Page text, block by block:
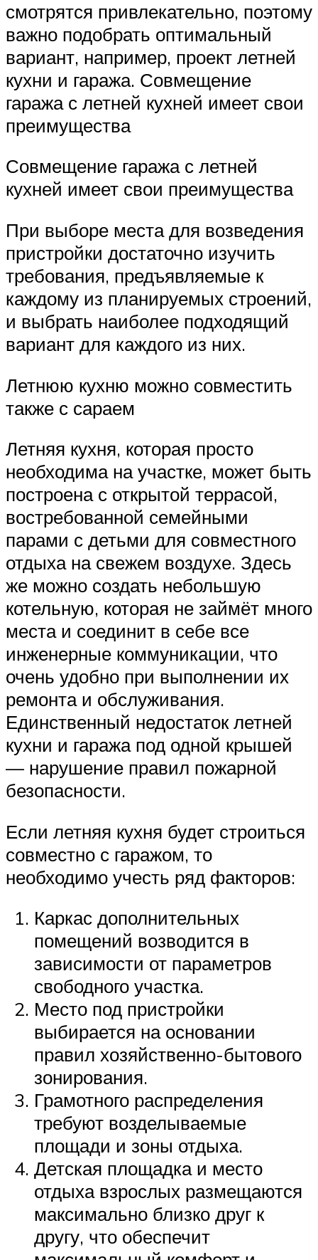
смотрятся привлекательно, поэтому
важно подобрать оптимальный
вариант, например, проект летней
кухни и гаража. Совмещение
гаража с летней кухней имеет свои
преимущества
Совмещение гаража с летней
кухней имеет свои преимущества
При выборе места для возведения
пристройки достаточно изучить
требования, предъявляемые к
каждому из планируемых строений,
и выбрать наиболее подходящий
вариант для каждого из них.
Летнюю кухню можно совместить
также с сараем
Летняя кухня, которая просто
необходима на участке, может быть
построена с открытой террасой,
востребованной семейными
парами с детьми для совместного
отдыха на свежем воздухе. Здесь
же можно создать небольшую
котельную, которая не займёт много
места и соединит в себе все
инженерные коммуникации, что
очень удобно при выполнении их
ремонта и обслуживания.
Единственный недостаток летней
кухни и гаража под одной крышей
— нарушение правил пожарной
безопасности.
Если летняя кухня будет строиться
совместно с гаражом, то
необходимо учесть ряд факторов:
Каркас дополнительных
помещений возводится в
зависимости от параметров
свободного участка.
Место под пристройки
выбирается на основании
правил хозяйственно-бытового
зонирования.
Грамотного распределения
требуют возделываемые
площади и зоны отдыха.
Детская площадка и место
отдыха взрослых размещаются
максимально близко друг к
другу, что обеспечит